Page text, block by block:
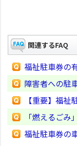
関連するFAQ
福祉駐車券の
障害者への駐
【重要】福祉
「燃えるご
福祉駐車券の